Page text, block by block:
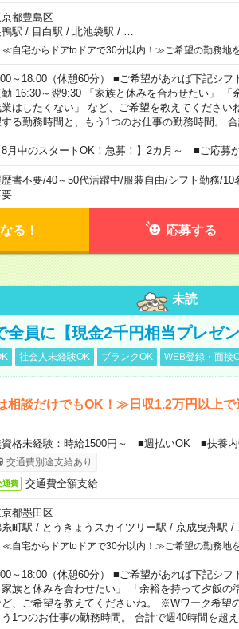
都豊島区
駅 / 目白駅 / 北池袋駅 /
≪自宅からドアtoドアで30分以内！≫ご希望の勤務地を
～18:00（休憩60分） ■ご希望があれば下記シ
16:30～翌9:30 「家族と休みを合わせたい」
はしたくない」 など、ご希望を教えてくださ
る勤務時間と、もう1つのお仕事の勤務時間。
8月中のスタートOK！急募！】2カ月～ ■ご応募
歴書不要/40～50代活躍中/服装自由/シフト勤務/10
る！ 応募する
未読
全員に【現金2千円相当プレゼ
社会人未経験OK ブランクOK WEB登録・面接
相談だけでもOK！≫日収1.2万円以上で
資格未経験：時給1500円～ ■週払いOK ■扶養
交通費別途支給あり
通費 交通費全額支給
都墨田区
町駅 / とうきょうスカイツリー駅 / 京成曳舟駅 /
≪自宅からドアtoドアで30分以内！≫ご希望の勤務地を
～18:00（休憩60分） ■ご希望があれば下記シ
家族と休みを合わせたい」 「余裕を持って夕飯
ど、ご希望を教えてくださいね。 ※Wワーク希望
う1つのお仕事の勤務時間。 合計で週40時間を超